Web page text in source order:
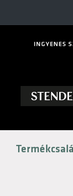
NGYENES S